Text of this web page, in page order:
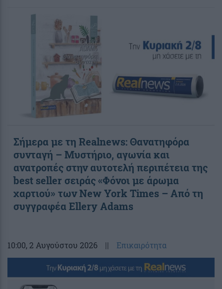
Σήμερα με τη Realnews: Θανατηφόρα
συνταγή – Μυστήριο, αγωνία και
ανατροπές στην αυτοτελή περιπέτεια της
best seller σειράς «Φόνοι με άρωμα
χαρτιού» των New York Times – Από τη
συγγραφέα Ellery Adams
10:00, 2 Αυγούστου 2026 || Επικαιρότητα